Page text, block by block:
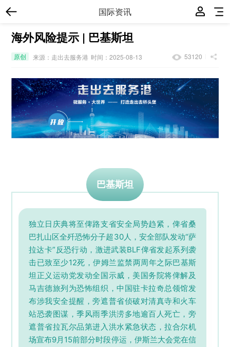
国际资讯
海外风险提示 | 巴基斯坦
53120
原创 来源：走出去服务港 时间：2025-08-13
巴基斯坦
独立日庆典将至俾路支省安全局势趋紧，俾省桑
巴扎山区全歼恐怖分子超30人，安全部队发动“萨
拉达卡”反恐行动，激进武装BLF俾省发起系列袭
击已致至少12死，伊姆兰监禁两周年之际巴基斯
坦正义运动党发动全国示威，美国务院将俾解及
马吉德旅列为恐怖组织，中国驻卡拉奇总领馆发
布涉我安全提醒，旁遮普省侦破对清真寺和火车
站恐袭图谋，季风雨季洪涝多地逾百人死亡，旁
遮普省拉瓦尔品第进入洪水紧急状态，拉合尔机
场宣布9月15前部分时段停运，伊斯兰大会党在信